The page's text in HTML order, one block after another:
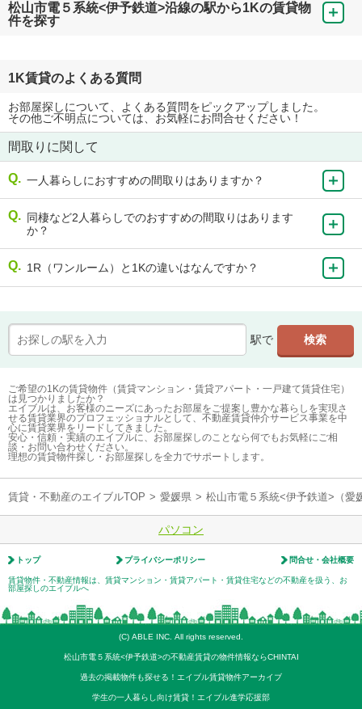
松山市電５系統<伊予鉄道>沿線の駅から1Kの賃貸物
件を探す
1K賃貸のよくある質問
お部屋探しについて、よくある質問をピックアップしました。
その他ご不明点については、お気軽にお問合せください！
間取りに関して
一人暮らしにおすすめの間取りはありますか？
同棲など2人暮らしでのおすすめの間取りはあります
か？
1R（ワンルーム）と1Kの違いはなんですか？
駅で
ご希望の1Kの賃貸物件（賃貸マンション・賃貸アパート・一戸建て賃貸住宅）
は見つかりましたか？
エイブルは、お客様のニーズにあったお部屋をご提案し豊かな暮らしを実現さ
せる賃貸業界のプロフェッショナルとして、不動産賃貸仲介サービス事業を中
心に賃貸業界をリードしてきました。
安心・信頼・実績のエイブルに、お部屋探しのことなら何でもお気軽にご相
談・お問い合わせください。
理想の賃貸物件探し・お部屋探しを全力でサポートします。
賃貸・不動産のエイブルTOP > 愛媛県 > 松山市電５系統<伊予鉄道>（愛
パソコン
トップ プライバシーポリシー 問合せ・会社概要
賃貸物件・不動産情報は、賃貸マンション・賃貸アパート・賃貸住宅などの不動産を扱う、お
部屋探しのエイブルへ
(C) ABLE INC. All rights reserved.
松山市電５系統<伊予鉄道>の不動産賃貸の物件情報ならCHINTAI
過去の掲載物件も探せる！エイブル賃貸物件アーカイブ
学生の一人暮らし向け賃貸！エイブル進学応援部